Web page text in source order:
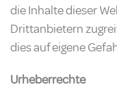
die Inhalte dieser
Drittanbietern
dies auf eigene
Urheberrechte